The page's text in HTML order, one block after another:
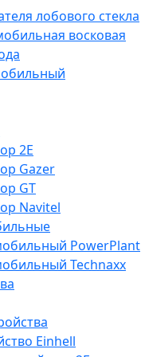
лобового стекла
восковая
2E
Gazer
GT
Navitel
PowerPlant
Technaxx
Einhell